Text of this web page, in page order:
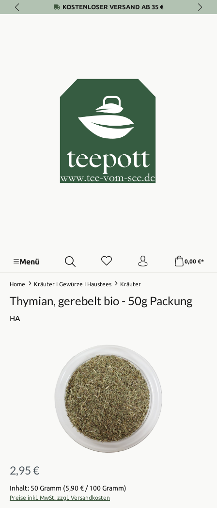
Zum Hauptinhalt springenKOSTENLOSER VERSAND AB 35 €
Menü 0,00 €*
Home Kräuter I Gewürze I Haustees Kräuter
Thymian, gerebelt bio - 50g Packung
HA
Bildergalerie überspringen
Regulärer Preis:
2,95 €
Inhalt: 50 Gramm (5,90 € / 100 Gramm)
Preise inkl. MwSt. zzgl. Versandkosten